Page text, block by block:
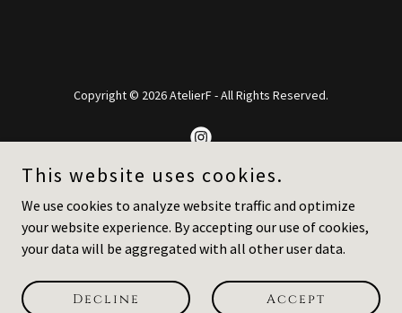
Copyright © 2026 AtelierF - All Rights Reserved.
Datenschutzerklärung
Impressum
AGB
This website uses cookies.
We use cookies to analyze website traffic and optimize
your website experience. By accepting our use of cookies,
your data will be aggregated with all other user data.
Decline Accept